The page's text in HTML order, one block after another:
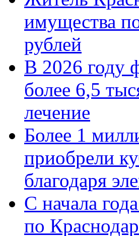
имущества
рублей
В 2026 году
более 6,5
лечение
Более 1
приобрели
благодаря
С начала
по